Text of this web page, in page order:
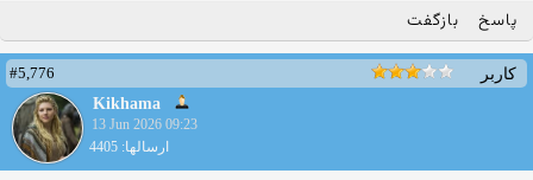
پاسخ بازگفت
کاربر
#5,776
Kikhama
13 Jun 2026 09:23
ارسالها: 4405